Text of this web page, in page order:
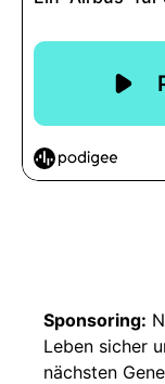
Sponsoring:
Leben sicher
nächsten